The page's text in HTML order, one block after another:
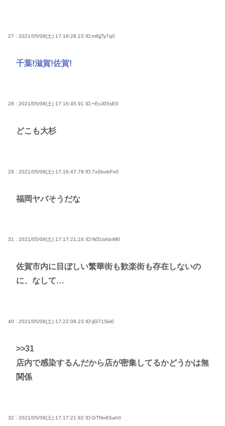
27 : 2021/05/08(土) 17:16:28.23 ID:m6jjTy7q0
千葉!滋賀!佐賀!
28 : 2021/05/08(土) 17:16:45.91 ID:+EvJ05sE0
どこも大杉
29 : 2021/05/08(土) 17:16:47.79 ID:7xSbxbPx0
福岡ヤバそうだな
31 : 2021/05/08(土) 17:17:21.24 ID:WZUxhbrM0
佐賀市内に目ぼしい繁華街も歓楽街も存在しないの
に、なして…
40 : 2021/05/08(土) 17:22:09.23 ID:ijG71Ski0
>>31
店内で感染するんだから店が密集してるかどうかは無
関係
32 : 2021/05/08(土) 17:17:21.92 ID:GTNn8Sah0